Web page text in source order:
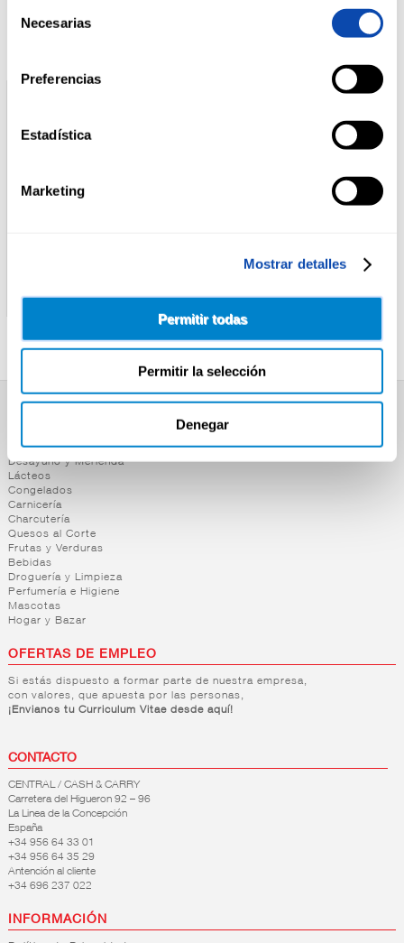
Necesarias
Preferencias
Estadística
Marketing
Mostrar detalles
Permitir todas
Permitir la selección
Denegar
HOGAR
PATO COLORADO
YLLERA ZERO BLANCO
Alimentación
Desayuno y Merienda
Lácteos
Congelados
Carnicería
Charcutería
Quesos al Corte
Frutas y Verduras
Bebidas
Droguería y Limpieza
Perfumería e Higiene
Mascotas
Hogar y Bazar
OFERTAS DE EMPLEO
Si estás dispuesto a formar parte de nuestra empresa,
con valores, que apuesta por las personas,
¡Envianos tu Curriculum Vitae desde aquí!
CONTACTO
CENTRAL / CASH & CARRY
Carretera del Higueron 92 – 96
La Linea de la Concepción
España
+34 956 64 33 01
+34 956 64 35 29
Antención al cliente
+34 696 237 022
INFORMACIÓN